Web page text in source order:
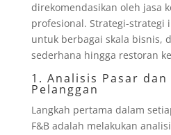
direkomendasikan oleh jasa
profesional. Strategi-strategi
untuk berbagai skala bisnis,
sederhana hingga restoran
1. Analisis Pasar dan
Pelanggan
Langkah pertama dalam
F&B adalah melakukan